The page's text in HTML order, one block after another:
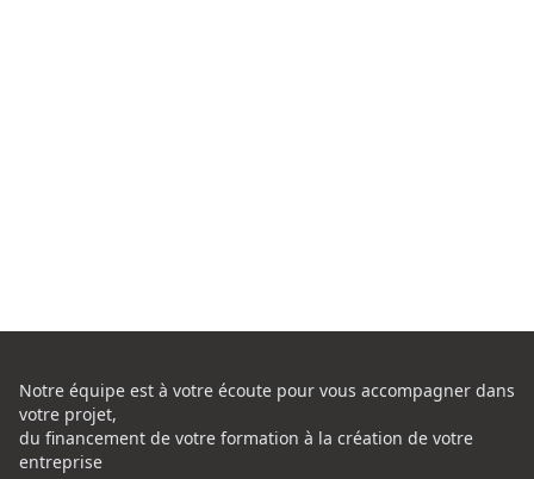
Notre équipe est à votre écoute pour vous accompagner dans
votre projet,
du financement de votre formation à la création de votre
entreprise